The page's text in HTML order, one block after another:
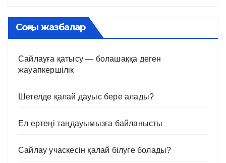
Соңғы жазбалар
Сайлауға қатысу — болашаққа деген
жауапкершілік
Шетелде қалай дауыс бере алады?
Ел ертеңі таңдауымызға байланысты
Сайлау учаскесін қалай білуге болады?